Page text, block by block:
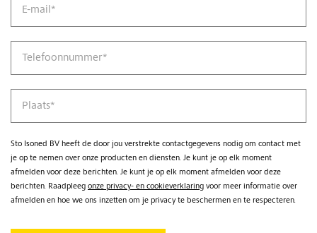
E-mail *
Telefoonnummer*
Plaats*
Sto Isoned BV heeft de door jou verstrekte contactgegevens nodig om contact met
je op te nemen over onze producten en diensten. Je kunt je op elk moment
afmelden voor deze berichten. Je kunt je op elk moment afmelden voor deze
berichten. Raadpleeg onze privacy- en cookieverklaring voor meer informatie over
afmelden en hoe we ons inzetten om je privacy te beschermen en te respecteren.